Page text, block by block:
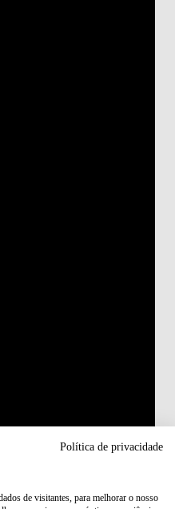
Política de privacidade
de visitantes, para melhorar o nosso